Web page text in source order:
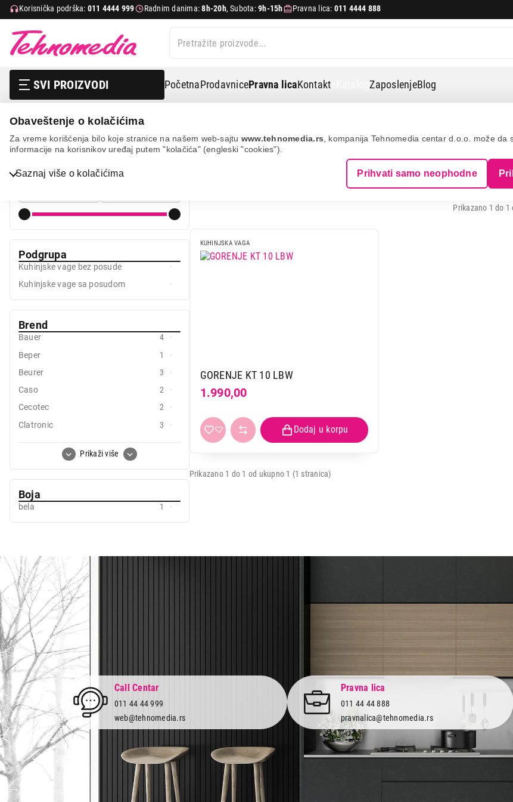
Obaveštenje o kolačićima
Za vreme korišćenja bilo koje stranice na našem web-sajtu www.tehnomedia.rs , kompanija Tehnomedia centar d.o.o. može da
informacije na korisnikov uređaj putem "kolačića" (engleski "cookies").
Saznaj više o kolačićima Prihvati samo neophodne
Korisnička podrška: 011 4444 999 Radnim danima:8h-20h, Subota:9h-15h Pravna lica: 011 4444 888
SVI PROIZVODI PočetnaProdavnicePravna licaKontakt eKatalogZaposlenjeBlog
Bela tehnika
IT & Gaming
Mali kućni aparati
Mali kuhinjski aparati
Nega tela, lepota i zdravlje
Sve za kuću i baštu
Vesa
Mali kuhinjski aparati Aparati za pripremu i čuvanje hrane
Cena od Cena do
Podgrupa
Kuhinjske vage bez posude
Kuhinjske vage sa posudom
Brend
Prikaži više
Bauer
4
Beper
1
Beurer
3
Caso
2
Cecotec
2
Clatronic
3
Ecg
4
Linea
1
Sencor
Tefal
1
Vivax
Vox
Boja
bela 1
KUHINJSKE VAGE - GORENJE
Prikazano 1 do
KUHINJSKA VAGA
GORENJE KT 10 LBW
1.990,00
Prikazano 1 do 1 od ukupno 1 (1 stranica)GORENJE KT 10 LBW
Call Centar
011 44 44 999
web@tehnomedia.rs
Pravna lica
011 44 44 888
pravnalica@tehnomedia.rs
Tehnomedia